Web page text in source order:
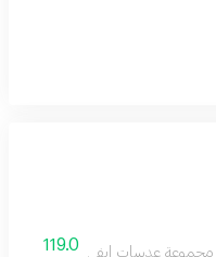
مجموعة عدسات ايفيرفا بيور 30 عدسات لاصقة يومية
119.0